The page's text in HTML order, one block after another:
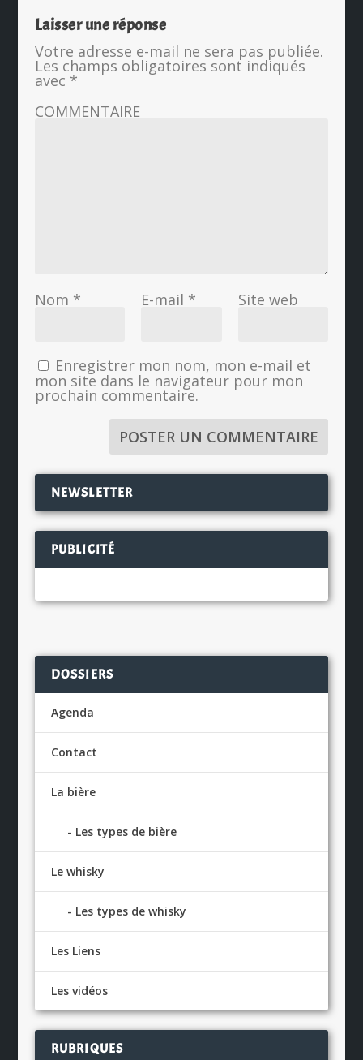
Laisser une réponse
Votre adresse e-mail ne sera pas publiée.
Les champs obligatoires sont indiqués
avec *
COMMENTAIRE
Nom * E-mail * Site web
Enregistrer mon nom, mon e-mail et
mon site dans le navigateur pour mon
prochain commentaire.
NEWSLETTER
PUBLICITÉ
DOSSIERS
Agenda
Contact
La bière
Les types de bière
Le whisky
Les types de whisky
Les Liens
Les vidéos
RUBRIQUES